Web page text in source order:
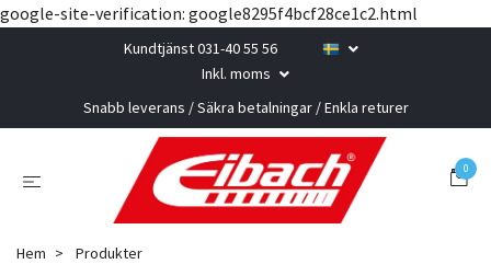
google-site-verification: google8295f4bcf28ce1c2.html
Kundtjänst 031-40 55 56
Inkl. moms
Snabb leverans / Säkra betalningar / Enkla returer
0
Hem
Produkter